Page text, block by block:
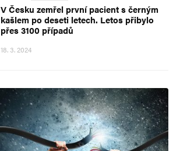
V Česku zemřel první pacient s černým
kašlem po deseti letech. Letos přibylo
přes 3100 případů
18. 3. 2024